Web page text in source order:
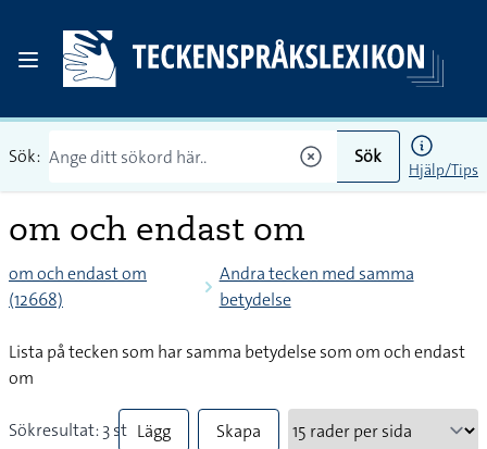
Sök: Sök
Hjälp/Tips
om och endast om
om och endast om
(12668)
Andra tecken med samma
betydelse
Lista på tecken som har samma betydelse som om och endast
om
Sökresultat: 3 st Lägg
Skapa